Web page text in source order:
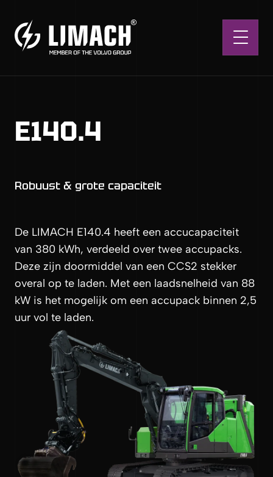
Vio
E140.4
Robuust & grote capaciteit
De LIMACH E140.4 heeft een accucapaciteit
van 380 kWh, verdeeld over twee accupacks.
Deze zijn doormiddel van een CCS2 stekker
overal op te laden. Met een laadsnelheid van 88
kW is het mogelijk om een accupack binnen 2,5
uur vol te laden.